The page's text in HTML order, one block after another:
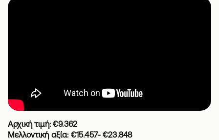
Αρχική τιμή: €9.362
Μελλοντική αξία: €15.457- €23.848